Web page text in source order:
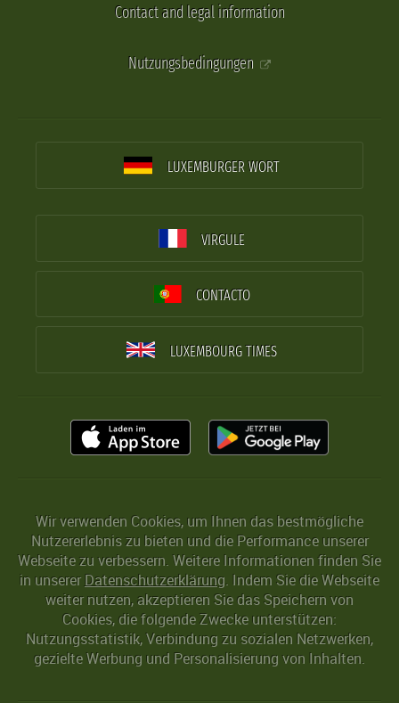
Contact and legal information
Nutzungsbedingungen
LUXEMBURGER WORT
VIRGULE
CONTACTO
LUXEMBOURG TIMES
Wir verwenden Cookies, um Ihnen das bestmögliche
Nutzererlebnis zu bieten und die Performance unserer
Webseite zu verbessern. Weitere Informationen finden Sie
in unserer Datenschutzerklärung. Indem Sie die Webseite
weiter nutzen, akzeptieren Sie das Speichern von
Cookies, die folgende Zwecke unterstützen:
Nutzungsstatistik, Verbindung zu sozialen Netzwerken,
gezielte Werbung und Personalisierung von Inhalten.